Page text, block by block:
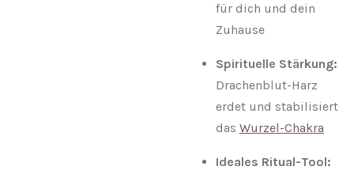
für dich und dein
Zuhause
Spirituelle Stärkung:
Drachenblut-Harz
erdet und stabilisiert
das Wurzel-Chakra
Ideales Ritual-Tool: